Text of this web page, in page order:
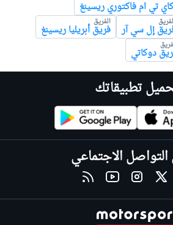
تي ام فاكتوري ريسينغ
إل سي آر
الفريق
فريق أبريليا ريسينغ
دوكاتي
تطبيقاتك
الاجتماعي